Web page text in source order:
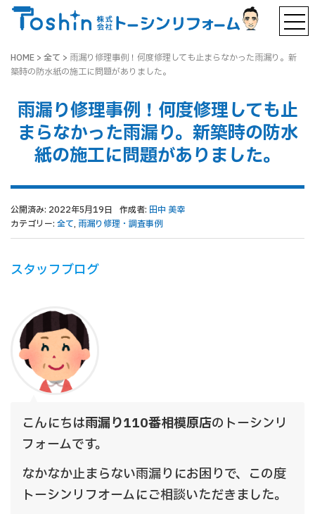
HOME > 全て > 雨漏り修理事例！何度修理しても止まらなかった雨漏り。新
築時の防水紙の施工に問題がありました。
雨漏り修理事例！何度修理しても止
まらなかった雨漏り。新築時の防水
紙の施工に問題がありました。
公開済み: 2022年5月19日 作成者: 田中 美幸
カテゴリー: 全て, 雨漏り修理・調査事例
スタッフブログ
こんにちは雨漏り110番相模原店のトーシンリ
フォームです。
なかなか止まらない雨漏りにお困りで、この度
トーシンリフオームにご相談いただきました。